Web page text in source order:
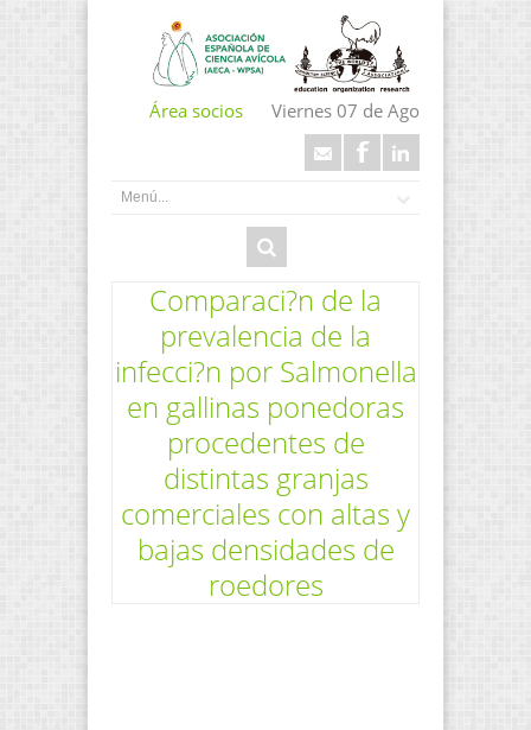
Área socios Viernes 07 de Ago
Comparaci?n de la
prevalencia de la
infecci?n por Salmonella
en gallinas ponedoras
procedentes de
distintas granjas
comerciales con altas y
bajas densidades de
roedores